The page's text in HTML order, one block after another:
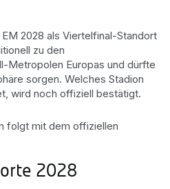
2028 als Viertelfinal-Standort
zu den
Metropolen Europas und dürfte
sorgen. Welches Stadion
wird noch offiziell bestätigt.
folgt mit dem offiziellen
2028